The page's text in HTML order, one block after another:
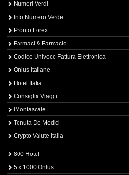
Numeri Verdi
Info Numero Verde
Pronto Forex
Farmaci & Farmacie
Codice Univoco Fattura Elettronica
Onlus Italiane
Hotel Italia
Consiglia Viaggi
iMontascale
Tenuta De Medici
Crypto Valute Italia
800 Hotel
5 x 1000 Onlus